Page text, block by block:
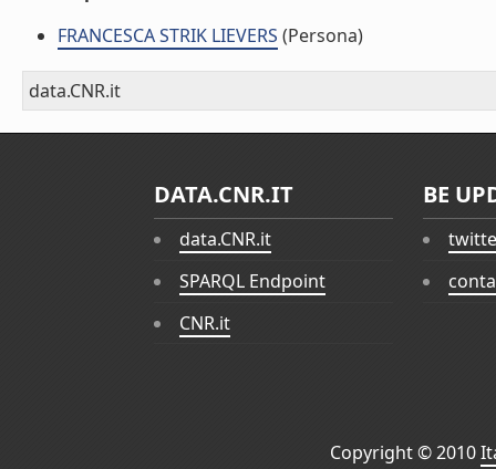
FRANCESCA STRIK LIEVERS (Persona)
data.CNR.it
DATA.CNR.IT
data.CNR.it
SPARQL Endpoint
CNR.it
BE
Copyright © 2010